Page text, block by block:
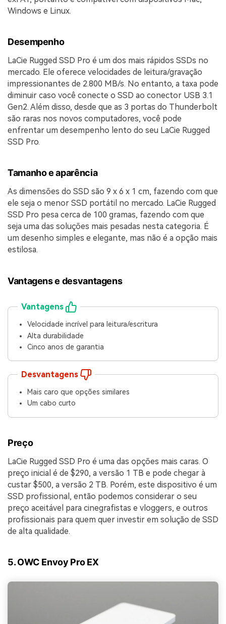
Windows e Linux.
Desempenho
LaCie Rugged SSD Pro é um dos mais rápidos SSDs no
mercado. Ele oferece velocidades de leitura/gravação
impressionantes de 2.800 MB/s. No entanto, a taxa pode
diminuir caso você conecte o SSD ao conector USB 3.1
Gen2. Além disso, desde que as 3 portas do Thunderbolt
são raras nos novos computadores, você pode
enfrentar um desempenho lento do seu LaCie Rugged
SSD Pro.
Tamanho e aparência
As dimensões do SSD são 9 x 6 x 1 cm, fazendo com que
ele seja o menor SSD portátil no mercado. LaCie Rugged
SSD Pro pesa cerca de 100 gramas, fazendo com que
seja uma das soluções mais pesadas nesta categoria. É
um desenho simples e elegante, mas não é a opção mais
estilosa.
Vantagens e desvantagens
Vantagens
Velocidade incrível para leitura/escritura
Alta durabilidade
Cinco anos de garantia
Desvantagens
Mais caro que opções similares
Um cabo curto
Preço
LaCie Rugged SSD Pro é uma das opções mais caras. O
preço inicial é de $290, a versão 1 TB e pode chegar à
custar $500, a versão 2 TB. Porém, este dispositivo é um
SSD profissional, então podemos considerar o seu
preço aceitável para cinegrafistas e vloggers, e outros
profissionais para quem quer investir em solução de SSD
de alta qualidade.
5. OWC Envoy Pro EX